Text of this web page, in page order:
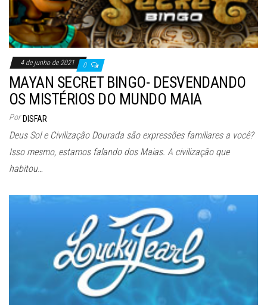
4 de junho de 2021 0
MAYAN SECRET BINGO- DESVENDANDO
OS MISTÉRIOS DO MUNDO MAIA
Por DISFAR
Deus Sol e Civilização Dourada são expressões familiares a você?
Isso mesmo, estamos falando dos Maias. A civilização que
habitou…